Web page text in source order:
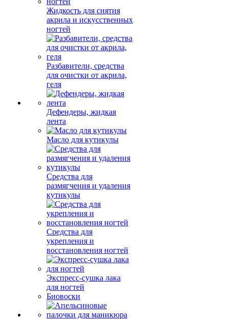
Жидкость для снятия
акрила и искусственных
ногтей
Разбавители, средства
для очистки от акрила,
геля
Дефендеры, жидкая
лента
Масло для кутикулы
Средства для
размягчения и удаления
кутикулы
Средства для
укрепления и
восстановления ногтей
Экспресс-сушка лака
для ногтей
Биовоски